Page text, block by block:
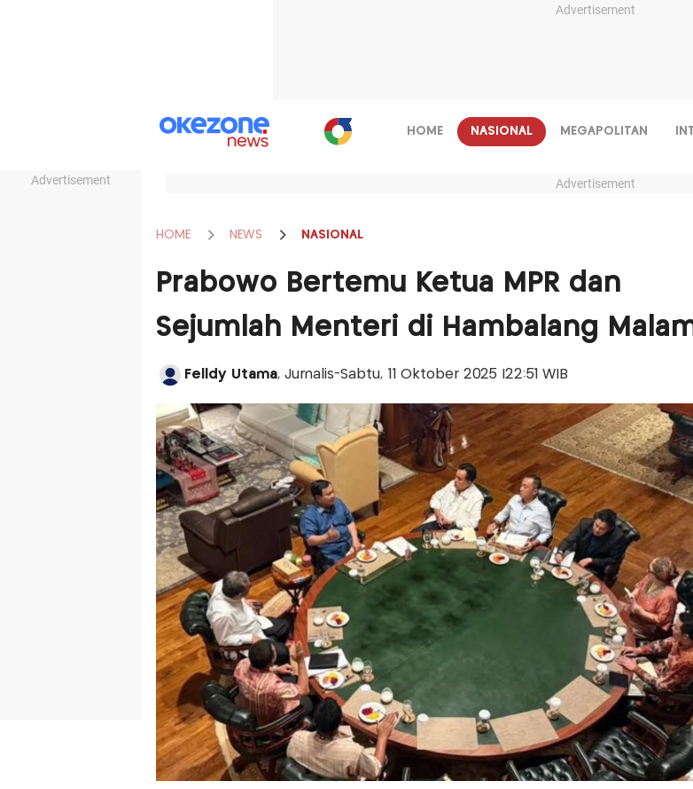
Advertisement
Advertisement
HOME NASIONAL MEGAPOLITAN
Advertisement
HOME NEWS NASIONAL
Prabowo Bertemu Ketua MPR dan
Sejumlah Menteri di Hambalang
Felldy Utama, Jurnalis-Sabtu, 11 Oktober 2025 |22:51 WIB